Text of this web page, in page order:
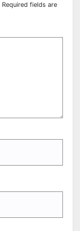
Required fields are